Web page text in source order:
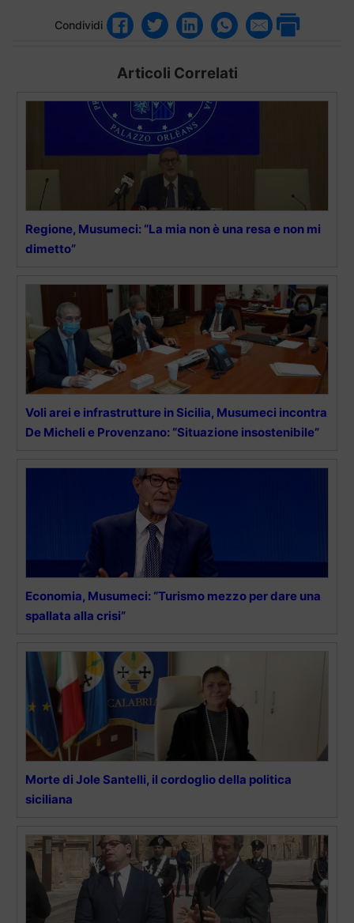
Condividi
Articoli Correlati
Regione, Musumeci: “La mia non è una resa e non mi
dimetto”
Voli arei e infrastrutture in Sicilia, Musumeci incontra
De Micheli e Provenzano: “Situazione insostenibile”
Economia, Musumeci: “Turismo mezzo per dare una
spallata alla crisi”
Morte di Jole Santelli, il cordoglio della politica
siciliana